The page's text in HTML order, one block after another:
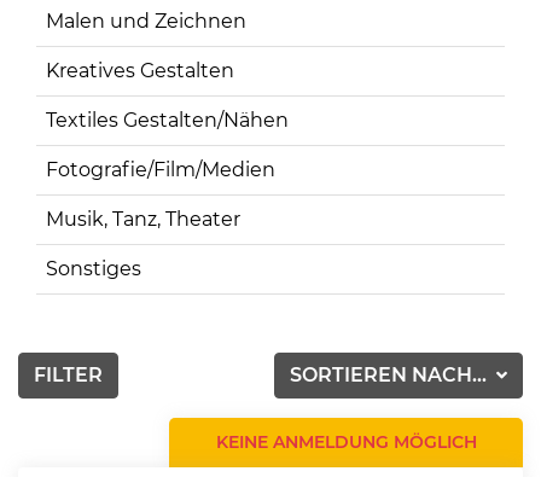
Malen und Zeichnen
Kreatives Gestalten
Textiles Gestalten/Nähen
Fotografie/Film/Medien
Musik, Tanz, Theater
Sonstiges
SORTIEREN NACH...
FILTER
KEINE ANMELDUNG MÖGLICH